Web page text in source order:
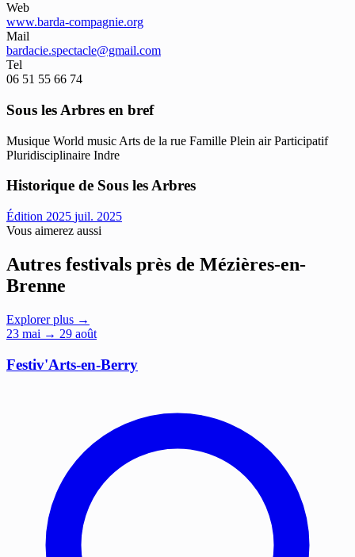
Web
www.barda-compagnie.org
Mail
bardacie.spectacle@gmail.com
Tel
06 51 55 66 74
Sous les Arbres en bref
Musique World music Arts de la rue Famille Plein air Participatif
Pluridisciplinaire Indre
Historique de Sous les Arbres
Édition 2025 juil. 2025
Vous aimerez aussi
Autres festivals près de Mézières-en-
Brenne
Explorer plus →
23 mai → 29 août
Festiv'Arts-en-Berry